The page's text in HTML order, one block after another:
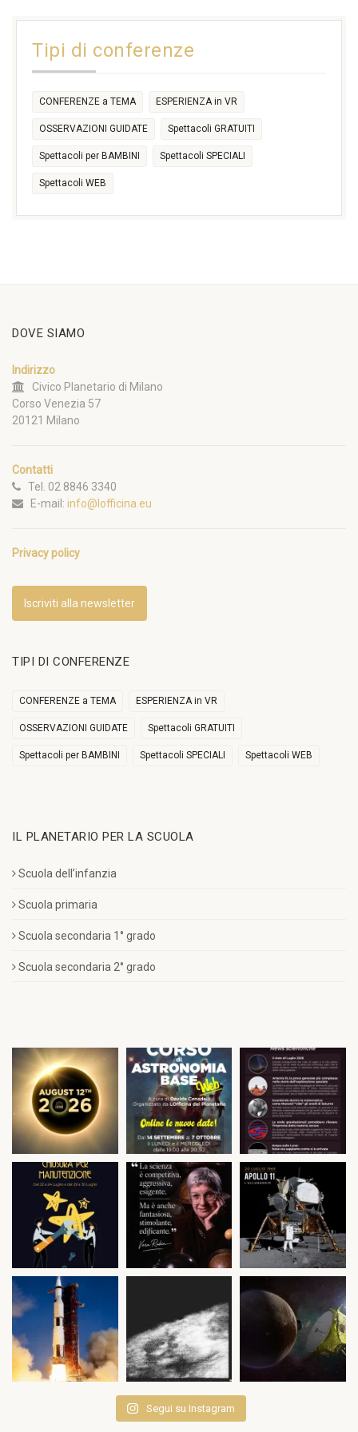
17:30
Tipi di conferenze
CONFERENZE a TEMA ESPERIENZA in VR
OSSERVAZIONI GUIDATE Spettacoli GRATUITI
Spettacoli per BAMBINI Spettacoli SPECIALI
Spettacoli WEB
DOVE SIAMO
Indirizzo
Civico Planetario di Milano
Corso Venezia 57
20121 Milano
Contatti
Tel. 02 8846 3340
E-mail: info@lofficina.eu
Privacy policy
Iscriviti alla newsletter
TIPI DI CONFERENZE
CONFERENZE a TEMA ESPERIENZA in VR
OSSERVAZIONI GUIDATE Spettacoli GRATUITI
Spettacoli per BAMBINI Spettacoli SPECIALI Spettacoli WEB
IL PLANETARIO PER LA SCUOLA
Scuola dell’infanzia
Scuola primaria
Scuola secondaria 1° grado
Scuola secondaria 2° grado
Segui su Instagram